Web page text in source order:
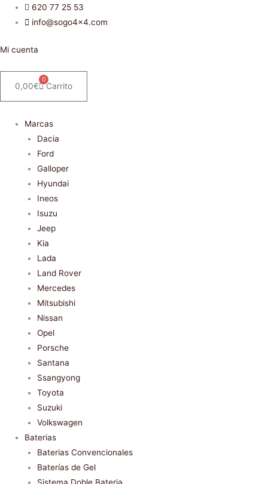
620 77 25 53
info@sogo4x4.com
Mi cuenta
0,00€
0
Carrito
Marcas
Dacia
Ford
Galloper
Hyundai
Ineos
Isuzu
Jeep
Kia
Lada
Land Rover
Mercedes
Mitsubishi
Nissan
Opel
Porsche
Santana
Ssangyong
Toyota
Suzuki
Volkswagen
Baterias
Baterias Convencionales
Baterías de Gel